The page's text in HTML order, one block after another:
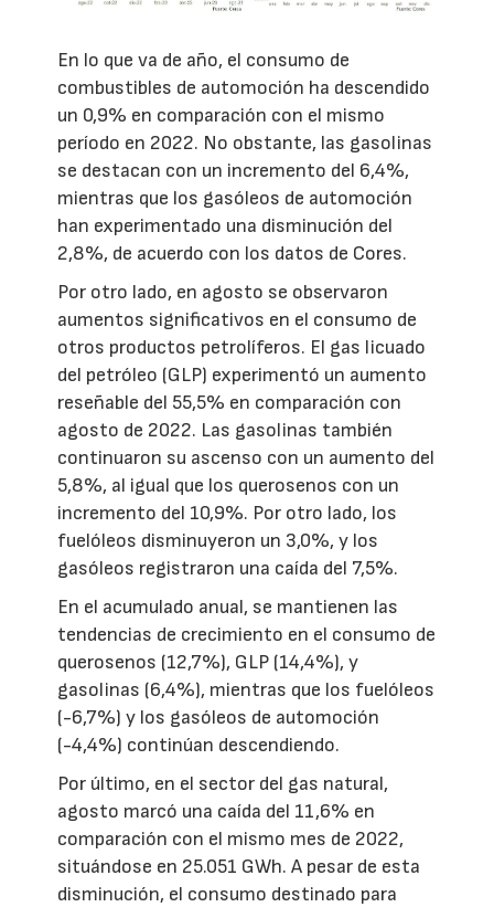
En lo que va de año, el consumo de
combustibles de automoción ha descendido
un 0,9% en comparación con el mismo
período en 2022. No obstante, las gasolinas
se destacan con un incremento del 6,4%,
mientras que los gasóleos de automoción
han experimentado una disminución del
2,8%, de acuerdo con los datos de Cores.
Por otro lado, en agosto se observaron
aumentos significativos en el consumo de
otros productos petrolíferos. El gas licuado
del petróleo (GLP) experimentó un aumento
reseñable del 55,5% en comparación con
agosto de 2022. Las gasolinas también
continuaron su ascenso con un aumento del
5,8%, al igual que los querosenos con un
incremento del 10,9%. Por otro lado, los
fuelóleos disminuyeron un 3,0%, y los
gasóleos registraron una caída del 7,5%.
En el acumulado anual, se mantienen las
tendencias de crecimiento en el consumo de
querosenos (12,7%), GLP (14,4%), y
gasolinas (6,4%), mientras que los fuelóleos
(-6,7%) y los gasóleos de automoción
(-4,4%) continúan descendiendo.
Por último, en el sector del gas natural,
agosto marcó una caída del 11,6% en
comparación con el mismo mes de 2022,
situándose en 25.051 GWh. A pesar de esta
disminución, el consumo destinado para